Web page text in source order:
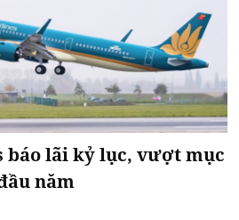
báo lãi kỷ lục, vượt mục
năm